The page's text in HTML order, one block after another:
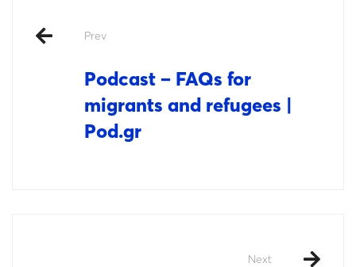
Prev
Podcast – FAQs for
migrants and refugees |
Pod.gr
Next